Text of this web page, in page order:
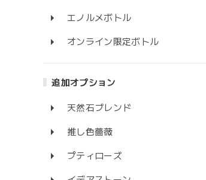
エノルメボトル
オンライン限定ボトル
追加オプション
天然石ブレンド
推し色薔薇
プティローズ